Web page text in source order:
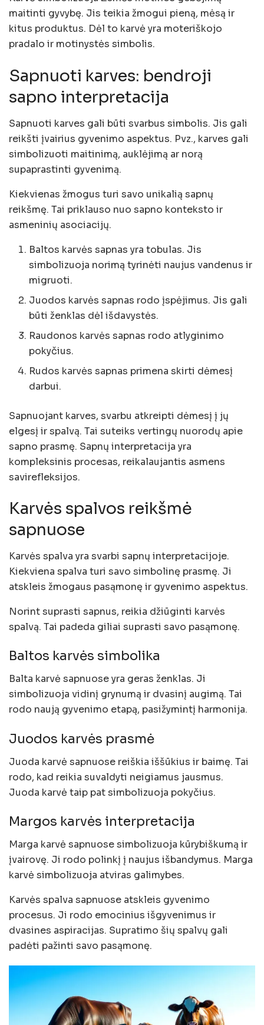
maitinti gyvybę. Jis teikia žmogui pieną, mėsą ir
kitus produktus. Dėl to karvė yra moteriškojo
pradalo ir motinystės simbolis.
Sapnuoti karves: bendroji
sapno interpretacija
Sapnuoti karves gali būti svarbus simbolis. Jis gali
reikšti įvairius gyvenimo aspektus. Pvz., karves gali
simbolizuoti maitinimą, auklėjimą ar norą
supaprastinti gyvenimą.
Kiekvienas žmogus turi savo unikalią sapnų
reikšmę. Tai priklauso nuo sapno konteksto ir
asmeninių asociacijų.
Baltos karvės sapnas yra tobulas. Jis
simbolizuoja norimą tyrinėti naujus vandenus ir
migruoti.
Juodos karvės sapnas rodo įspėjimus. Jis gali
būti ženklas dėl išdavystės.
Raudonos karvės sapnas rodo atlyginimo
pokyčius.
Rudos karvės sapnas primena skirti dėmesį
darbui.
Sapnuojant karves, svarbu atkreipti dėmesį į jų
elgesį ir spalvą. Tai suteiks vertingų nuorodų apie
sapno prasmę. Sapnų interpretacija yra
kompleksinis procesas, reikalaujantis asmens
savirefleksijos.
Karvės spalvos reikšmė
sapnuose
Karvės spalva yra svarbi sapnų interpretacijoje.
Kiekviena spalva turi savo simbolinę prasmę. Ji
atskleis žmogaus pasąmonę ir gyvenimo aspektus.
Norint suprasti sapnus, reikia džiūginti karvės
spalvą. Tai padeda giliai suprasti savo pasąmonę.
Baltos karvės simbolika
Balta karvė sapnuose yra geras ženklas. Ji
simbolizuoja vidinį grynumą ir dvasinį augimą. Tai
rodo naują gyvenimo etapą, pasižymintį harmonija.
Juodos karvės prasmė
Juoda karvė sapnuose reiškia iššūkius ir baimę. Tai
rodo, kad reikia suvaldyti neigiamus jausmus.
Juoda karvė taip pat simbolizuoja pokyčius.
Margos karvės interpretacija
Marga karvė sapnuose simbolizuoja kūrybiškumą ir
įvairovę. Ji rodo polinkį į naujus išbandymus. Marga
karvė simbolizuoja atviras galimybes.
Karvės spalva sapnuose atskleis gyvenimo
procesus. Ji rodo emocinius išgyvenimus ir
dvasines aspiracijas. Supratimo šių spalvų gali
padėti pažinti savo pasąmonę.